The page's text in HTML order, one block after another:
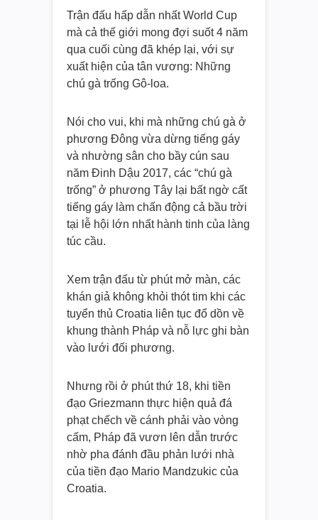
Trận đấu hấp dẫn nhất World Cup
mà cả thế giới mong đợi suốt 4 năm
qua cuối cùng đã khép lại, với sự
xuất hiện của tân vương: Những
chú gà trống Gô-loa.
Nói cho vui, khi mà những chú gà ở
phương Đông vừa dừng tiếng gáy
và nhường sân cho bầy cún sau
năm Đinh Dậu 2017, các “chú gà
trống” ở phương Tây lại bất ngờ cất
tiếng gáy làm chấn động cả bầu trời
tại lễ hội lớn nhất hành tinh của làng
túc cầu.
Xem trận đấu từ phút mở màn, các
khán giả không khỏi thót tim khi các
tuyển thủ Croatia liên tục đổ dồn về
khung thành Pháp và nỗ lực ghi bàn
vào lưới đối phương.
Nhưng rồi ở phút thứ 18, khi tiền
đạo Griezmann thực hiện quả đá
phạt chếch về cánh phải vào vòng
cấm, Pháp đã vươn lên dẫn trước
nhờ pha đánh đầu phản lưới nhà
của tiền đạo Mario Mandzukic của
Croatia.